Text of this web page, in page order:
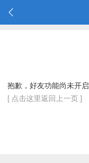
抱歉，好友功能尚未开启
[ 点击这里返回上一页 ]